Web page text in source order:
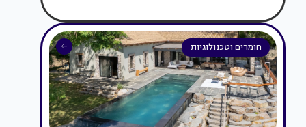
חומרים וטכנולוגיות